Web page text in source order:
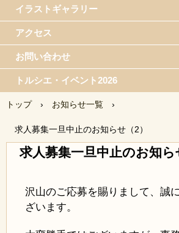
イラストギャラリー
アクセス
お問い合わせ
トルシエ・イベント2026
トップ › お知らせ一覧 ›
求人募集一旦中止のお知らせ（2）
求人募集一旦中止のお知ら
沢山のご応募を賜りまして、誠
ざいます。